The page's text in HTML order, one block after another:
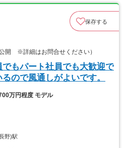
保存する
開 ※詳細はお問合せください）
でもパート社員でも大歓迎で
ので風通しがよいです。
万円程度 モデル
野)駅